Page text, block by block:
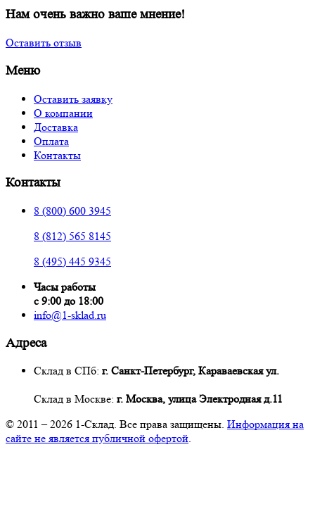
Нам очень важно ваше мнение!
Оставить отзыв
Меню
Оставить заявку
О компании
Доставка
Оплата
Контакты
Контакты
8 (800) 600 3945
8 (812) 565 8145
8 (495) 445 9345
Часы работы
с 9:00 до 18:00
info@1-sklad.ru
Адреса
Склад в СПб: г. Санкт-Петербург, Караваевская ул.
Склад в Москве: г. Москва, улица Электродная д.11
© 2011 – 2026 1-Склад. Все права защищены. Информация на
сайте не является публичной офертой.